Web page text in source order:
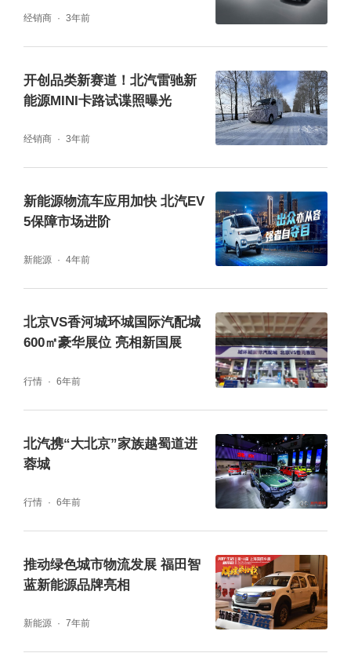
从企业实力可以看出，新能源ＭＩＮＩ卡的诞
生不仅是行业需求的催化，是企业发展的自我
化的转型中，用户需求越来越多样，物流企业
的压力也在持续增大。北汽雷驰利用多年技术
沉淀，围绕用户需求，直击用户痛点，迎合时
北汽雷驰与帆书“知识进化论”的跨界联合令人
无比惊喜和期待，双方携手在中国式城配物流
越级发展上积极探索，这样的合作，将为物流
行业的未来发展带来更多的创新和前瞻性的思
维方式，推动城配物流行业越级发展，助力构
建中国式现代化城配物流新生态。
经销商 3年前
开创品类新赛道！北汽雷驰新
能源MINI卡路试谍照曝光
经销商 3年前
新能源物流车应用加快 北汽EV
5保障市场进阶
新能源 4年前
北京VS香河城环城国际汽配城
600㎡豪华展位 亮相新国展
行情 6年前
北汽携“大北京”家族越蜀道进
蓉城
行情 6年前
推动绿色城市物流发展 福田智
蓝新能源品牌亮相
新能源 7年前